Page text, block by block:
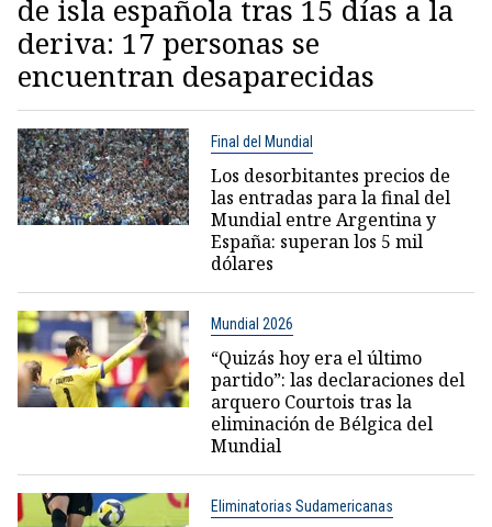
de isla española tras 15 días a la
deriva: 17 personas se
encuentran desaparecidas
Final del Mundial
Los desorbitantes precios de
las entradas para la final del
Mundial entre Argentina y
España: superan los 5 mil
dólares
Mundial 2026
“Quizás hoy era el último
partido”: las declaraciones del
arquero Courtois tras la
eliminación de Bélgica del
Mundial
Eliminatorias Sudamericanas